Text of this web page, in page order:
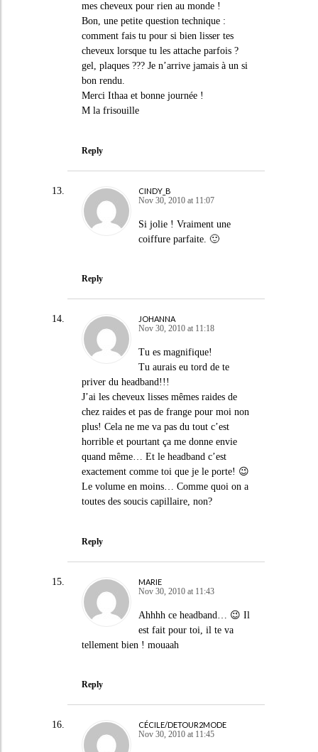
mes cheveux pour rien au monde !
Bon, une petite question technique :
comment fais tu pour si bien lisser tes
cheveux lorsque tu les attache parfois ?
gel, plaques ??? Je n’arrive jamais à un si
bon rendu.
Merci Ithaa et bonne journée !
M la frisouille
Reply
CINDY_B
Nov 30, 2010 at 11:07
Si jolie ! Vraiment une
coiffure parfaite. 🙂
Reply
JOHANNA
Nov 30, 2010 at 11:18
Tu es magnifique!
Tu aurais eu tord de te
priver du headband!!!
J’ai les cheveux lisses mêmes raides de
chez raides et pas de frange pour moi non
plus! Cela ne me va pas du tout c’est
horrible et pourtant ça me donne envie
quand même… Et le headband c’est
exactement comme toi que je le porte! 😉
Le volume en moins… Comme quoi on a
toutes des soucis capillaire, non?
Reply
MARIE
Nov 30, 2010 at 11:43
Ahhhh ce headband… 😉 Il
est fait pour toi, il te va
tellement bien ! mouaah
Reply
CÉCILE/DETOUR2MODE
Nov 30, 2010 at 11:45